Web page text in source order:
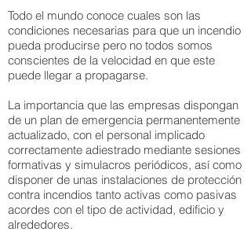
Todo el mundo conoce cuales son las
condiciones necesarias para que un incendio
pueda producirse pero no todos somos
conscientes de la velocidad en que este
puede llegar a propagarse.
La importancia que las empresas dispongan
de un plan de emergencia permanentemente
actualizado, con el personal implicado
correctamente adiestrado mediante sesiones
formativas y simulacros periódicos, así como
disponer de unas instalaciones de protección
contra incendios tanto activas como pasivas
acordes con el tipo de actividad, edificio y
alrededores.